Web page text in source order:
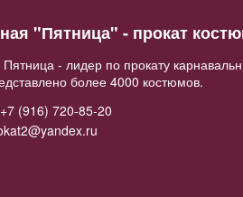
"Пятница" - прокат
- лидер по прокату
более 4000 костюмов.
(916) 720-85-20